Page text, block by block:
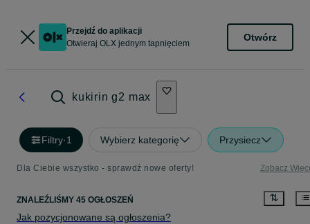
Przejdź do aplikacji
Otwieraj OLX jednym tapnięciem
Otwórz
kukirin g2 max
Filtry·1 Wybierz kategorię Przysiecz
Dla Ciebie wszystko - sprawdź nowe oferty! Zobacz
ZNALEŹLIŚMY 45 OGŁOSZEŃ
Jak pozycjonowane są ogłoszenia?